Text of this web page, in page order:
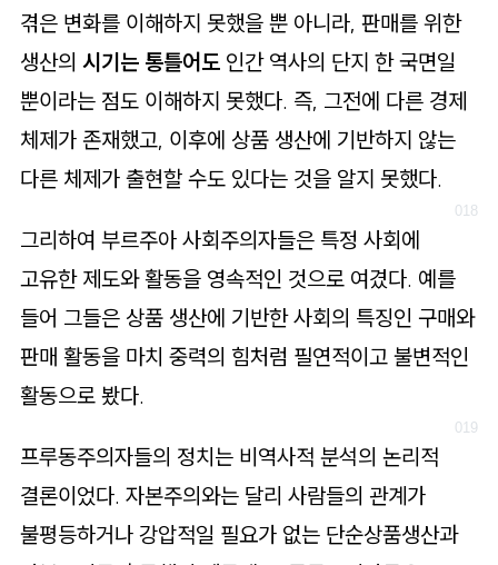
겪은 변화를 이해하지 못했을 뿐 아니라, 판매를 위한
생산의 시기는 통틀어도인간 역사의 단지 한 국면일
뿐이라는 점도 이해하지 못했다. 즉, 그전에 다른 경제
체제가 존재했고, 이후에 상품 생산에 기반하지 않는
다른 체제가 출현할 수도 있다는 것을 알지 못했다.
그리하여 부르주아 사회주의자들은 특정 사회에
고유한 제도와 활동을 영속적인 것으로 여겼다. 예를
들어 그들은 상품 생산에 기반한 사회의 특징인 구매와
판매 활동을 마치 중력의 힘처럼 필연적이고 불변적인
활동으로 봤다.
프루동주의자들의 정치는 비역사적 분석의 논리적
결론이었다. 자본주의와는 달리 사람들의 관계가
불평등하거나 강압적일 필요가 없는 단순상품생산과